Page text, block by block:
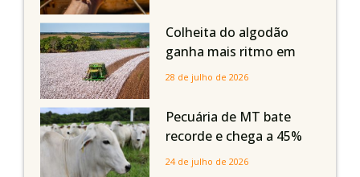
quedas em Tocantins,
Maranhão e Piauí
Colheita do algodão
ganha mais ritmo em
Mato Grosso, Mato
Maranhão
28 de julho de 2026
Pecuária de MT bate
recorde e chega a 45%
dos bovinos abatidos
24 de julho de 2026